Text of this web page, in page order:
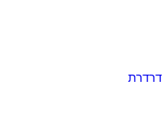
דרדרת